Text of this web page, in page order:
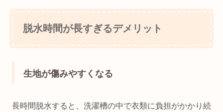
脱水時間が長すぎるデメリット
生地が傷みやすくなる
長時間脱水すると、洗濯槽の中で衣類に負担がかかり続